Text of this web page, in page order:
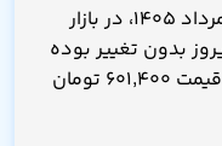
قیمت دینار کویت امروز دوشنبه ۱۹ مرداد ۱۴۰۵، در بازار
بدون تغییر بوده
است. هر واحد دینار کویت، دیروز با قیمت ۶۰۱,۴۰۰ تومان